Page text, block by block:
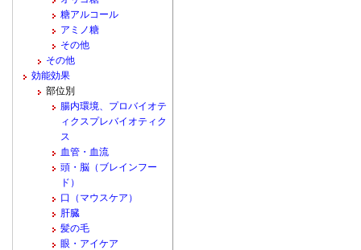
糖アルコール
アミノ糖
その他
その他
効能効果
部位別
腸内環境、プロバイオテ
ィクスプレバイオティク
ス
血管・血流
頭・脳（ブレインフー
ド）
口（マウスケア）
肝臓
髪の毛
眼・アイケア